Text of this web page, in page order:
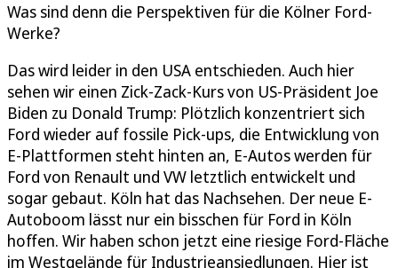
Was sind denn die Perspektiven für die Kölner Ford-
Werke?
Das wird leider in den USA entschieden. Auch hier
sehen wir einen Zick-Zack-Kurs von US-Präsident Joe
Biden zu Donald Trump: Plötzlich konzentriert sich
Ford wieder auf fossile Pick-ups, die Entwicklung von
E-Plattformen steht hinten an, E-Autos werden für
Ford von Renault und VW letztlich entwickelt und
sogar gebaut. Köln hat das Nachsehen. Der neue E-
Autoboom lässt nur ein bisschen für Ford in Köln
hoffen. Wir haben schon jetzt eine riesige Ford-Fläche
im Westgelände für Industrieansiedlungen. Hier ist